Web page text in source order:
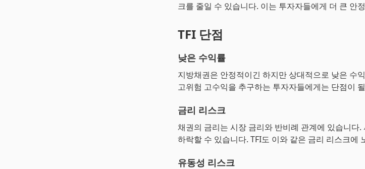
크를 줄일 수 있습니다. 이는 투자자들에게 더 큰 안
TFI 단점
낮은 수익률
지방채권은 안정적이긴 하지만 상대적으로 낮은 수
고위험 고수익을 추구하는 투자자들에게는 단점이
금리 리스크
채권의 금리는 시장 금리와 반비례 관계에 있습니다
하락할 수 있습니다. TFI도 이와 같은 금리 리스크에
유동성 리스크